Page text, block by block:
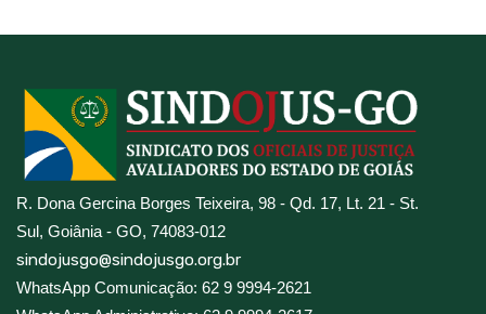
R. Dona Gercina Borges Teixeira, 98 - Qd. 17, Lt. 21 - St.
Sul, Goiânia - GO, 74083-012
sindojusgo@sindojusgo.org.br
WhatsApp Comunicação: 62 9 9994-2621